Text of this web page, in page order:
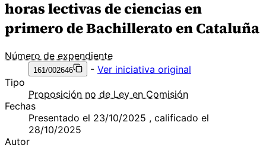
horas lectivas de ciencias en
primero de Bachillerato en Cataluña
Número de expendiente
161/002646 - Ver iniciativa original
Tipo
Proposición no de Ley en Comisión
Fechas
Presentado el 23/10/2025 , calificado el
28/10/2025
Autor